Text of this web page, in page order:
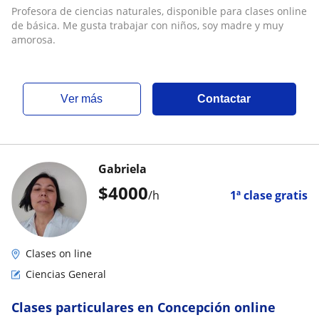
trabajar con niños, soy madre y muy amorosa
Profesora de ciencias naturales, disponible para clases online
de básica. Me gusta trabajar con niños, soy madre y muy
amorosa.
ver más Contactar
$4000/h 1ª clase gratis
Gabriela
Clases on line
Ciencias General
Clases particulares en Concepción online